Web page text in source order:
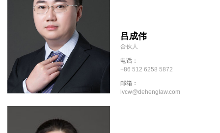
吕成伟
合伙人
电话：
+86 512 6258 5872
邮箱：
lvcw@dehenglaw.com